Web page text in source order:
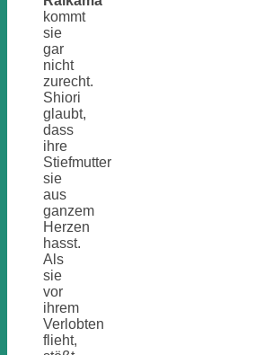
kommt
sie
gar
nicht
zurecht.
Shiori
glaubt,
dass
ihre
Stiefmutter
sie
aus
ganzem
Herzen
hasst.
Als
sie
vor
ihrem
Verlobten
flieht,